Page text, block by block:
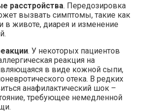
расстройства. Передозировка
вызвать симптомы, такие как
в животе, диарея и изменение
. У некоторых пациентов
реакция на
в виде кожной сыпи,
отека. В редких
анафилактический шок –
требующее немедленной